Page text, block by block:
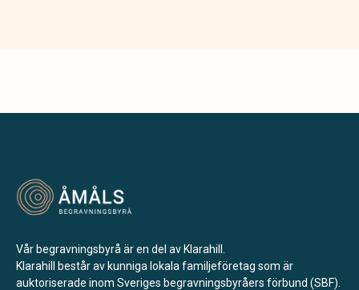
Vår begravningsbyrå är en del av Klarahill.
Klarahill består av kunniga lokala familjeföretag som är
auktoriserade inom Sveriges begravningsbyråers förbund (SBF).